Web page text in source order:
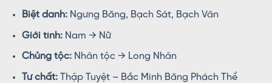
Biệt danh:Ngưng Băng, Bạch Sát, Bạch Vân
Giới tính:Nam → Nữ
Chủng tộc:Nhân tộc → Long Nhân
Tư chất:Thập Tuyệt – Bắc Minh Băng Phách Thể